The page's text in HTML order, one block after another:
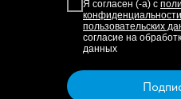
Я согласен (-а) с
пользовательских
согласие на
данных